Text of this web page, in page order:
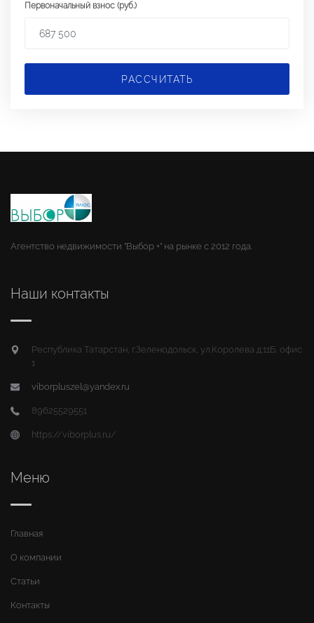
Первоначальный взнос (руб.)
РАССЧИТАТЬ
Агентство недвижимости "Выбор +" на рынке с 2012 года.
Наши контакты
Республика Татарстан, г.Зеленодольск, ул.Королева д.11Б, офис
1
viborpluszel@yandex.ru
89625529551
https://viborplus.ru/
Меню
Главная
О компании
Статьи
Контакты